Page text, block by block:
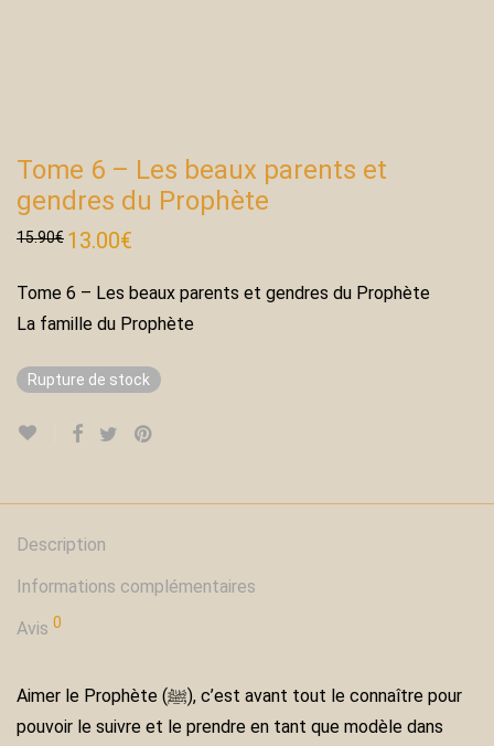
Tome 6 – Les beaux parents et
gendres du Prophète
15.90€ Le
prix
était :
15.90€.
13.00€
est :
13.00€.
Tome 6 – Les beaux parents et gendres du Prophète
La famille du Prophète
Rupture de stock
Description
Informations complémentaires
Avis 0
Aimer le Prophète (ﷺ), c’est avant tout le connaître pour
pouvoir le suivre et le prendre en tant que modèle dans